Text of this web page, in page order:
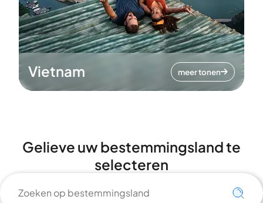
Vietnam meer tonen
Gelieve uw bestemmingsland te
selecteren